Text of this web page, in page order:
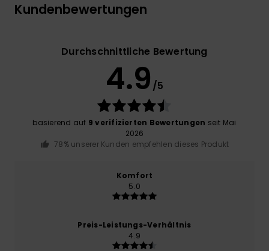
Kundenbewertungen
Durchschnittliche Bewertung
4.9 /5
basierend auf 9 verifizierten Bewertungen seit Mai
2026
78% unserer Kunden empfehlen dieses Produkt
Komfort
5.0
Preis-Leistungs-Verhältnis
4.9